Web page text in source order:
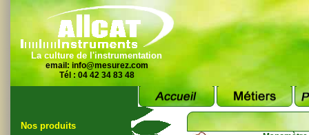
La culture de l'instrumentation
email: info@mesurez.com
Tél : 04 42 34 83 48
Nos produits